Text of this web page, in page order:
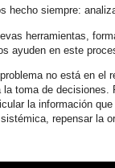
hecho siempre:
herramientas,
ayuden en este
no está en
la toma de
la información
repensar la